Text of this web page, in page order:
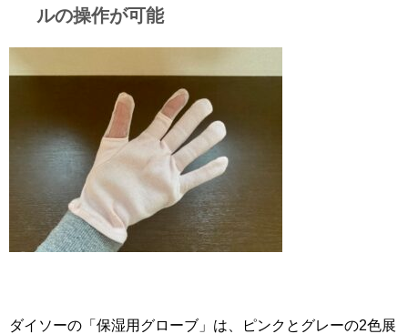
ルの操作が可能
ダイソーの「保湿用グローブ」は、ピンクとグレーの2色展